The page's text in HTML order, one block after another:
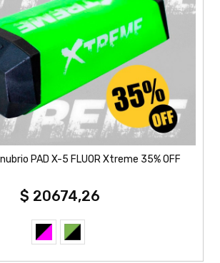
PAD X-5 FLUOR Xtreme 35% OFF
$ 20674,26